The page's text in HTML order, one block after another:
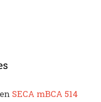
en SECA mBCA 514